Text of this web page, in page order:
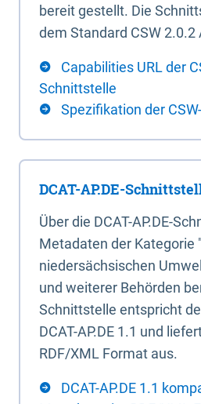
bereit gestellt. Die
dem Standard CSW 2.0.2
Capabilities URL der
Schnittstelle
Spezifikation der
DCAT-AP.DE-
Über die DCAT-AP.DE-
Metadaten der Kategorie
niedersächsischen
und weiterer Behörden
Schnittstelle entspricht
DCAT-AP.DE 1.1 und
RDF/XML Format aus.
DCAT-AP.DE 1.1